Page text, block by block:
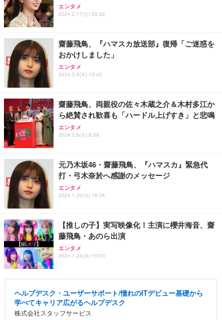
エンタメ
2024.2.17(土) 20:32
齋藤飛鳥、『ハマスカ放送部』復帰「ご迷惑を
おかけしました」
エンタメ
2024.2.6(火) 13:00
齋藤飛鳥、両親役の佐々木蔵之介＆木村多江か
ら絶賛され歓喜も「ハードル上げすき」と悲鳴
エンタメ
2024.2.6(火) 8:59
元乃木坂46・齋藤飛鳥、『ハマスカ』緊急代
打・弓木奈於へ感謝のメッセージ
エンタメ
2024.1.30(火) 18:34
【推しの子】実写映像化！主演に櫻井海音、齋
藤飛鳥・あのら出演
エンタメ
2024.1.24(水) 10:00
ヘルプデスク・ユーザーサポート/憧れのITデビュー基礎から
学べてキャリア広がるヘルプデスク
株式会社スタッフサービス